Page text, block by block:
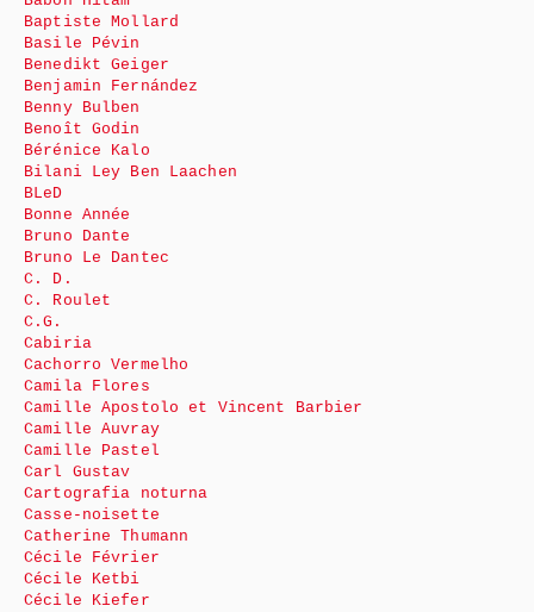
Baptiste Mollard
Basile Pévin
Benedikt Geiger
Benjamin Fernández
Benny Bulben
Benoît Godin
Bérénice Kalo
Bilani Ley Ben Laachen
BLeD
Bonne Année
Bruno Dante
Bruno Le Dantec
C. D.
C. Roulet
C.G.
Cabiria
Cachorro Vermelho
Camila Flores
Camille Apostolo et Vincent Barbier
Camille Auvray
Camille Pastel
Carl Gustav
Cartografia noturna
Casse-noisette
Catherine Thumann
Cécile Février
Cécile Ketbi
Cécile Kiefer